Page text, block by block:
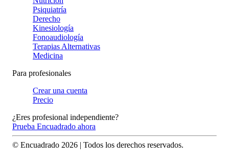
Psiquiatría
Derecho
Kinesiología
Fonoaudiología
Terapias Alternativas
Medicina
Para profesionales
Crear una cuenta
Precio
¿Eres profesional independiente?
Prueba Encuadrado ahora
© Encuadrado 2026 | Todos los derechos reservados.